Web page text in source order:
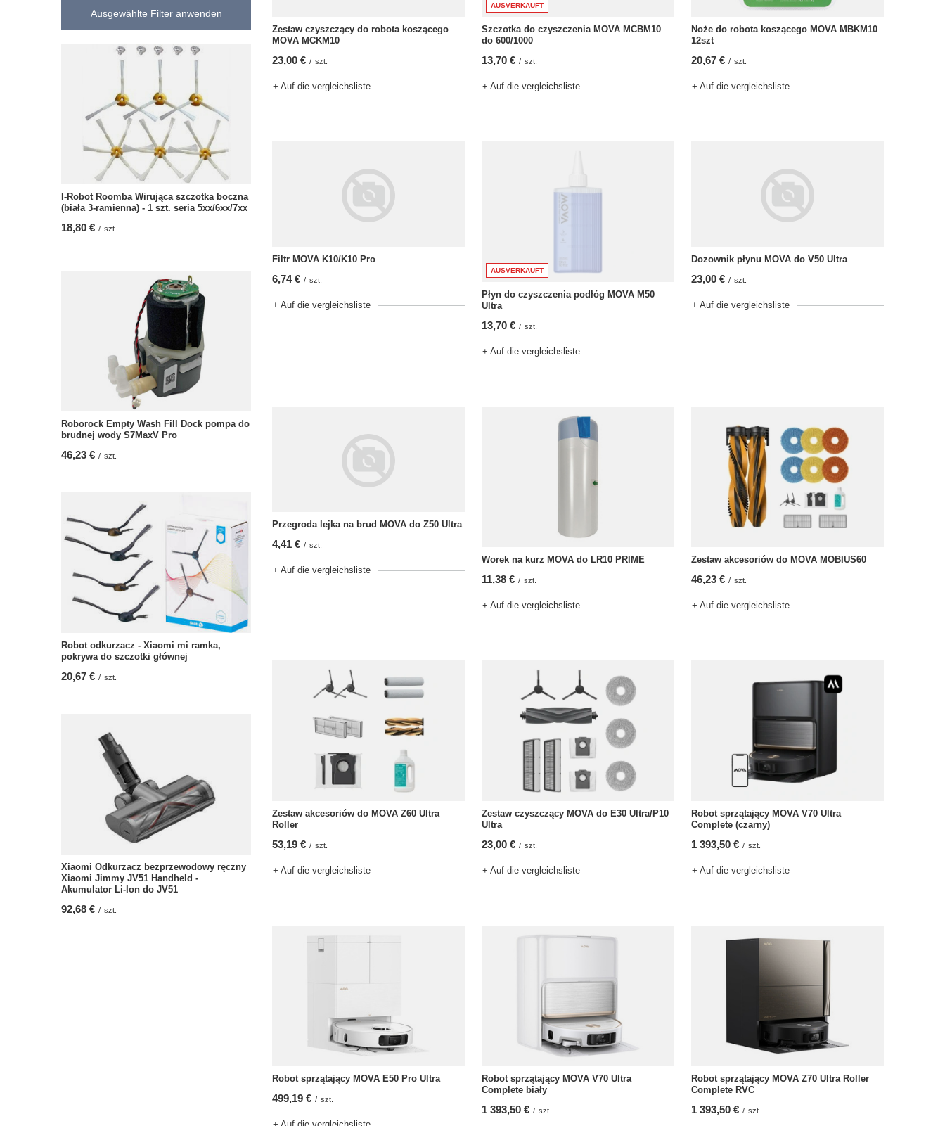
Ausgewählte Filter anwenden
I-Robot Roomba Wirująca szczotka boczna
(biała 3-ramienna) - 1 szt. seria 5xx/6xx/7xx
18,80 € / szt.
Roborock Empty Wash Fill Dock pompa do
brudnej wody S7MaxV Pro
46,23 € / szt.
Robot odkurzacz - Xiaomi mi ramka,
pokrywa do szczotki głównej
20,67 € / szt.
Xiaomi Odkurzacz bezprzewodowy ręczny
Xiaomi Jimmy JV51 Handheld -
Akumulator Li-Ion do JV51
92,68 € / szt.
Zestaw czyszczący do robota koszącego
MOVA MCKM10
23,00 € / szt.
+ Auf die vergleichsliste
AUSVERKAUFT
Szczotka do czyszczenia MOVA MCBM10
do 600/1000
13,70 € / szt.
+ Auf die vergleichsliste
Noże do robota koszącego MOVA MBKM10
12szt
20,67 € / szt.
+ Auf die vergleichsliste
Filtr MOVA K10/K10 Pro
6,74 € / szt.
+ Auf die vergleichsliste
AUSVERKAUFT
Płyn do czyszczenia podłóg MOVA M50
Ultra
13,70 € / szt.
+ Auf die vergleichsliste
Dozownik płynu MOVA do V50 Ultra
23,00 € / szt.
+ Auf die vergleichsliste
Przegroda lejka na brud MOVA do Z50 Ultra
4,41 € / szt.
+ Auf die vergleichsliste
Worek na kurz MOVA do LR10 PRIME
11,38 € / szt.
+ Auf die vergleichsliste
Zestaw akcesoriów do MOVA MOBIUS60
46,23 € / szt.
+ Auf die vergleichsliste
Zestaw akcesoriów do MOVA Z60 Ultra
Roller
53,19 € / szt.
+ Auf die vergleichsliste
Zestaw czyszczący MOVA do E30 Ultra/P10
Ultra
23,00 € / szt.
+ Auf die vergleichsliste
Robot sprzątający MOVA V70 Ultra
Complete (czarny)
1 393,50 € / szt.
+ Auf die vergleichsliste
Robot sprzątający MOVA E50 Pro Ultra
499,19 € / szt.
Robot sprzątający MOVA V70 Ultra
Complete biały
1 393,50 € / szt.
Robot sprzątający MOVA Z70 Ultra Roller
Complete RVC
1 393,50 € / szt.